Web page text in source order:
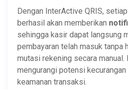
Dengan InterActive QRIS,
berhasil akan memberikan
sehingga kasir dapat langsung
pembayaran telah masuk tanpa
mutasi rekening secara manual.
mengurangi potensi
keamanan transaksi.